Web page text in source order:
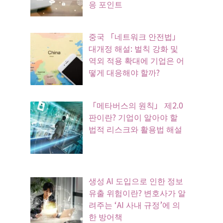
응 포인트
중국 「네트워크 안전법」
대개정 해설: 벌칙 강화 및
역외 적용 확대에 기업은 어
떻게 대응해야 할까?
「메타버스의 원칙」 제2.0
판이란? 기업이 알아야 할
법적 리스크와 활용법 해설
생성 AI 도입으로 인한 정보
유출 위험이란? 변호사가 알
려주는 ‘AI 사내 규정’에 의
한 방어책